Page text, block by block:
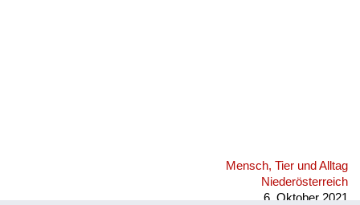
Mensch, Tier und Alltag
Niederösterreich
6. Oktober 2021